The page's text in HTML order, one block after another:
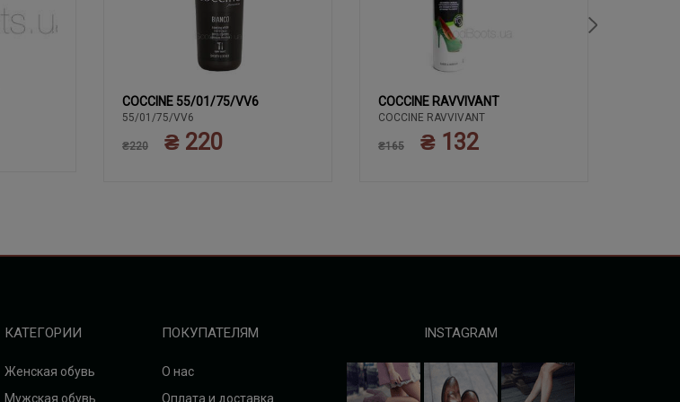
COCCINE 55/01/75/VV6
55/01/75/VV6
₴220 ₴ 220
COCCINE RAVVIVANT
COCCINE RAVVIVANT
₴165 ₴ 132
КАТЕГОРИИ
Женская обувь
Мужская обувь
ПОКУПАТЕЛЯМ
О нас
Оплата и доставка
INSTAGRAM